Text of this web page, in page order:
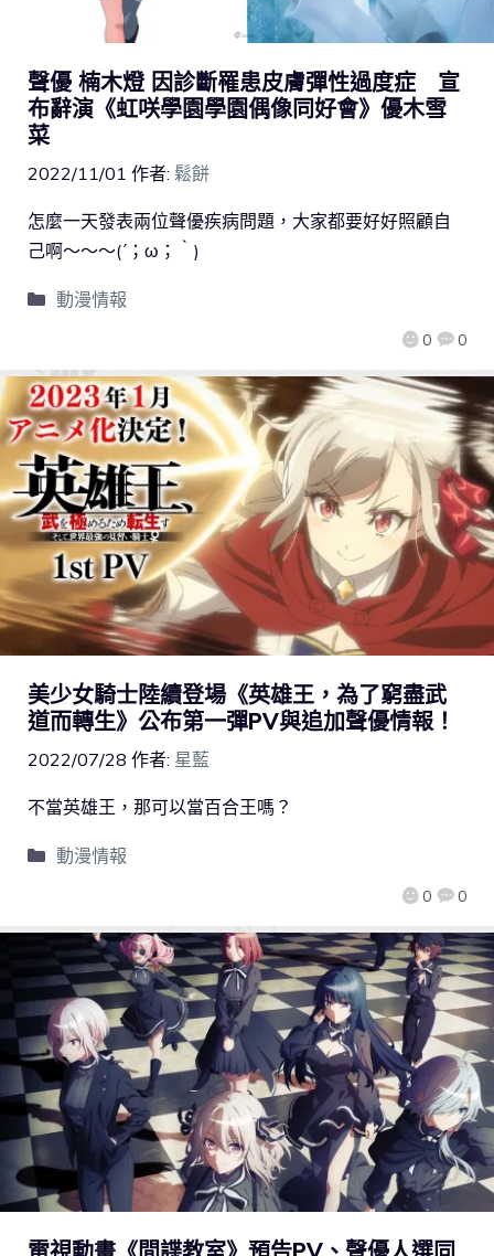
聲優 楠木燈 因診斷罹患皮膚彈性過度症 宣
布辭演《虹咲學園學園偶像同好會》優木雪
菜
2022/11/01 作者: 鬆餅
0 0
怎麼一天發表兩位聲優疾病問題，大家都要好好照顧自
己啊～～～(´；ω；｀)
動漫情報
美少女騎士陸續登場《英雄王，為了窮盡武
道而轉生》公布第一彈PV與追加聲優情報！
2022/07/28 作者: 星藍
0 0
不當英雄王，那可以當百合王嗎？
動漫情報